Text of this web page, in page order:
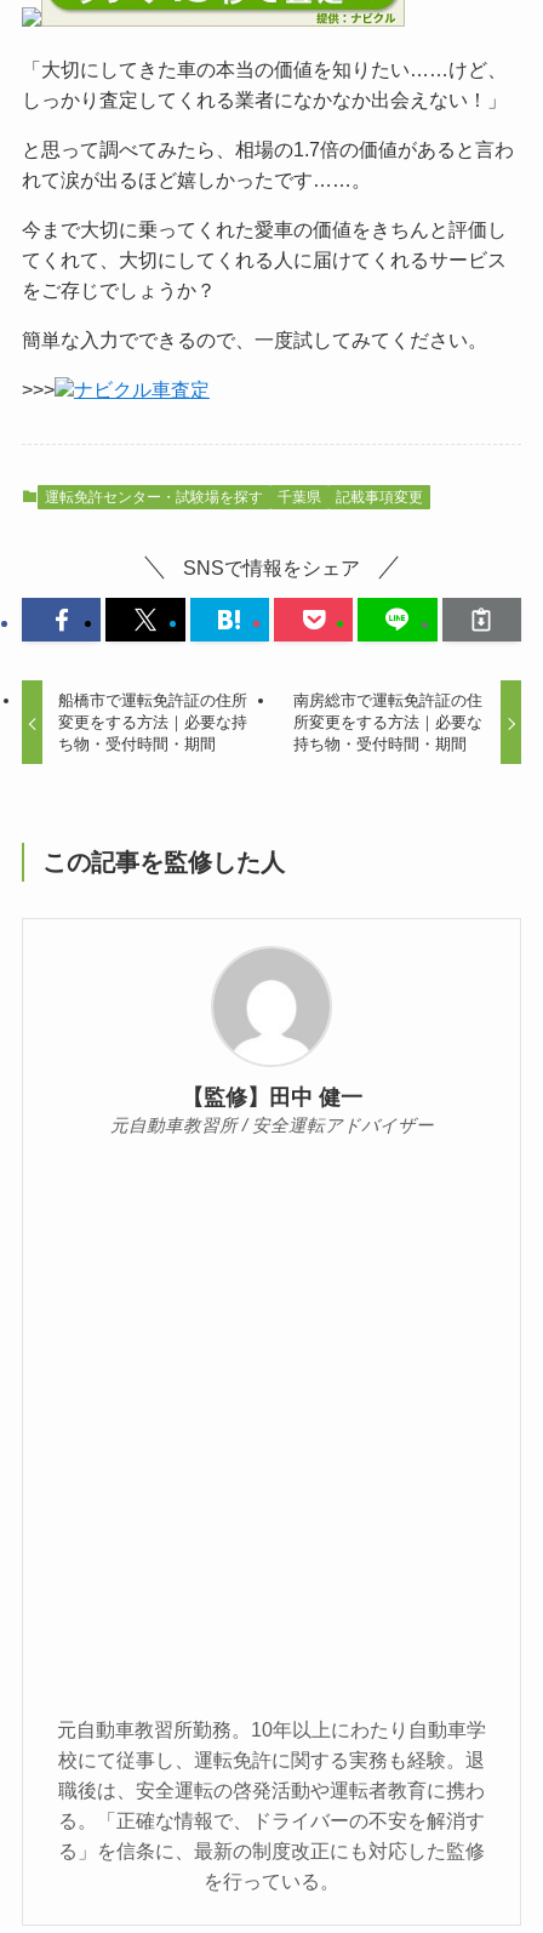
「大切にしてきた車の本当の価値を知りたい……けど、
しっかり査定してくれる業者になかなか出会えない！」
と思って調べてみたら、相場の1.7倍の価値があると言わ
れて涙が出るほど嬉しかったです……。
今まで大切に乗ってくれた愛車の価値をきちんと評価し
てくれて、大切にしてくれる人に届けてくれるサービス
をご存じでしょうか？
簡単な入力でできるので、一度試してみてください。
>>> ナビクル車査定
運転免許センター・試験場を探す 千葉県 記載事項変更
SNSで情報をシェア
船橋市で運転免許証の住所
変更をする方法｜必要な持
ち物・受付時間・期間
南房総市で運転免許証の住
所変更をする方法｜必要な
持ち物・受付時間・期間
この記事を監修した人
【監修】田中 健一
元自動車教習所 / 安全運転アドバイザー
元自動車教習所勤務。10年以上にわたり自動車学
校にて従事し、運転免許に関する実務も経験。退
職後は、安全運転の啓発活動や運転者教育に携わ
る。「正確な情報で、ドライバーの不安を解消す
る」を信条に、最新の制度改正にも対応した監修
を行っている。